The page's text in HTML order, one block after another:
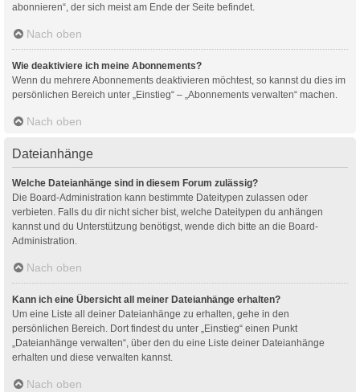
abonnieren“, der sich meist am Ende der Seite befindet.
Nach oben
Wie deaktiviere ich meine Abonnements?
Wenn du mehrere Abonnements deaktivieren möchtest, so kannst du dies im
persönlichen Bereich unter „Einstieg“ – „Abonnements verwalten“ machen.
Nach oben
Dateianhänge
Welche Dateianhänge sind in diesem Forum zulässig?
Die Board-Administration kann bestimmte Dateitypen zulassen oder
verbieten. Falls du dir nicht sicher bist, welche Dateitypen du anhängen
kannst und du Unterstützung benötigst, wende dich bitte an die Board-
Administration.
Nach oben
Kann ich eine Übersicht all meiner Dateianhänge erhalten?
Um eine Liste all deiner Dateianhänge zu erhalten, gehe in den
persönlichen Bereich. Dort findest du unter „Einstieg“ einen Punkt
„Dateianhänge verwalten“, über den du eine Liste deiner Dateianhänge
erhalten und diese verwalten kannst.
Nach oben